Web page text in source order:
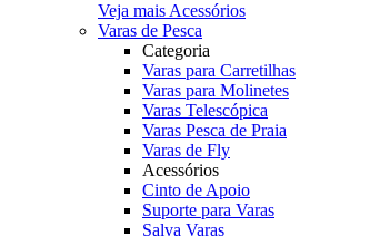
Veja mais Acessórios
Varas de Pesca
Categoria
Varas para Carretilhas
Varas para Molinetes
Varas Telescópica
Varas Pesca de Praia
Varas de Fly
Acessórios
Cinto de Apoio
Suporte para Varas
Salva Varas